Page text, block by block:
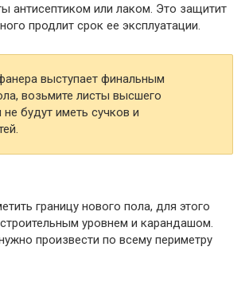
антисептиком или лаком. Это защитит
продлит срок ее эксплуатации.
выступает финальным
возьмите листы высшего
не будут иметь сучков и
границу нового пола, для этого
уровнем и карандашом.
произвести по всему периметру